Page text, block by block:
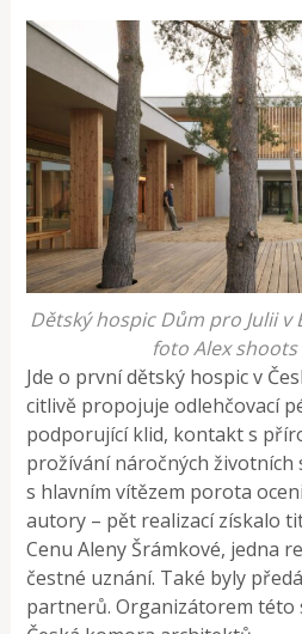
Dětský hospic Dům pro Julii v
foto Alex
Jde o první dětský hospic v
citlivě propojuje odlehčovací
podporující klid, kontakt s
prožívání náročných životních
s hlavním vítězem porota
autory – pět realizací získalo
Cenu Aleny Šrámkové, jedna
čestné uznání. Také byly
partnerů. Organizátorem této